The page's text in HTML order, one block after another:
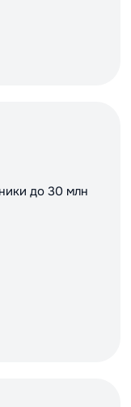
до 30 млн